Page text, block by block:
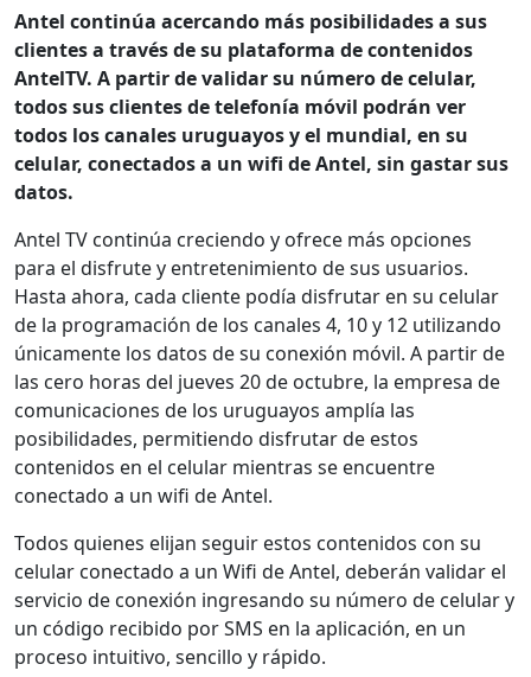
Antel continúa acercando más posibilidades a sus
clientes a través de su plataforma de contenidos
AntelTV. A partir de validar su número de celular,
todos sus clientes de telefonía móvil podrán ver
todos los canales uruguayos y el mundial, en su
celular, conectados a un wifi de Antel, sin gastar sus
datos.
Antel TV continúa creciendo y ofrece más opciones
para el disfrute y entretenimiento de sus usuarios.
Hasta ahora, cada cliente podía disfrutar en su celular
de la programación de los canales 4, 10 y 12 utilizando
únicamente los datos de su conexión móvil. A partir de
las cero horas del jueves 20 de octubre, la empresa de
comunicaciones de los uruguayos amplía las
posibilidades, permitiendo disfrutar de estos
contenidos en el celular mientras se encuentre
conectado a un wifi de Antel.
Todos quienes elijan seguir estos contenidos con su
celular conectado a un Wifi de Antel, deberán validar el
servicio de conexión ingresando su número de celular y
un código recibido por SMS en la aplicación, en un
proceso intuitivo, sencillo y rápido.